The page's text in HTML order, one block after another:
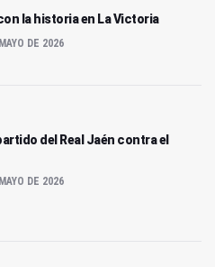
la historia en La Victoria
DE 2026
del Real Jaén contra el
DE 2026